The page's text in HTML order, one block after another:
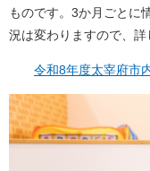
ものです。3か月ごとに
況は変わりますので、詳
令和8年度太宰府市